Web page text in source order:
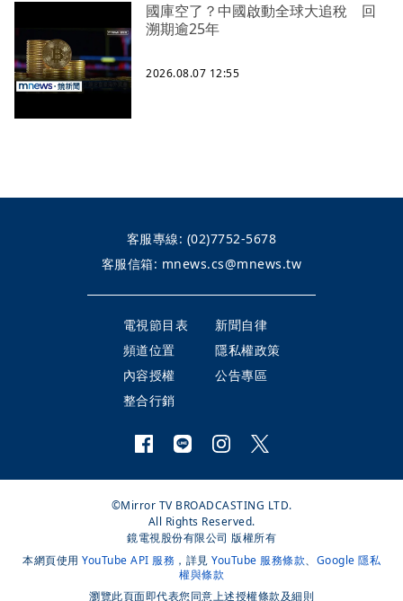
國庫空了？中國啟動全球大追稅 回
溯期逾25年
2026.08.07 12:55
客服專線: (02)7752-5678
客服信箱: mnews.cs@mnews.tw
電視節目表
新聞自律
頻道位置
隱私權政策
內容授權
公告專區
整合行銷
©Mirror TV BROADCASTING LTD.
All Rights Reserved.
鏡電視股份有限公司 版權所有
本網頁使用 YouTube API 服務 ，詳見 YouTube 服務條款、 Google 隱私
權與條款
瀏覽此頁面即代表您同意上述授權條款及細則